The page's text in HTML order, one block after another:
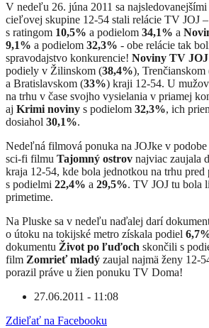
V nedeľu 26. júna 2011 sa
cieľovej skupine 12-54 stali relácie TV JOJ –
s ratingom 10,5% a podielom 34,1% a
9,1% a podielom 32,3% - obe relácie tak
spravodajstvo konkurencie! Noviny TV JOJ
podiely v Žilinskom (38,4%), Trenčianskom
a Bratislavskom (33%) kraji 12-54. U
na trhu v čase svojho vysielania v priamej
aj Krimi noviny s podielom 32,3%, ich
dosiahol 30,1%.
Nedeľná filmová ponuka na JOJke v
sci-fi filmu Tajomný ostrov najviac zaujala
kraja 12-54, kde bola jednotkou na trhu
s podielmi 22,4% a 29,5%. TV JOJ tu bola
primetime.
Na Pluske sa v nedeľu naďalej darí
o útoku na tokijské metro získala podiel
dokumentu Život po ľuďoch skončili s
film Zomrieť mladý zaujal najmä ženy 12-
porazil práve u žien ponuku TV Doma!
27.06.2011 - 11:08
Zdieľať na Facebooku